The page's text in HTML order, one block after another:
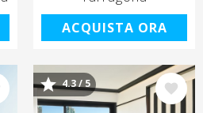
ACQUISTA ORA
Immagine
4.3 / 5